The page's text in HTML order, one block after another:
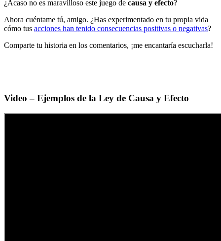
¿Acaso no es maravilloso este juego de causa y efecto?
Ahora cuéntame tú, amigo. ¿Has experimentado en tu propia vida
cómo tus acciones han tenido consecuencias positivas o negativas?
Comparte tu historia en los comentarios, ¡me encantaría escucharla!
Video – Ejemplos de la Ley de Causa y Efecto